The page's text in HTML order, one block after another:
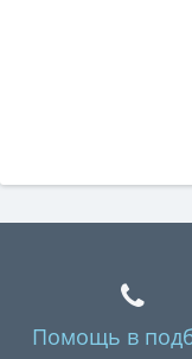
Помощь в